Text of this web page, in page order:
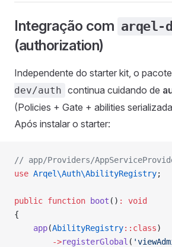
Integração com arqel-
(authorization)
Independente do starter kit, o pacote
dev/auth continua cuidando de
(Policies + Gate + abilities
Após instalar o starter:
// app/Providers/
use Arqel\Auth\AbilityRegistry;
public function boot () :
void
{
    app
(AbilityRegistry::class)
        ->
registerGlobal (